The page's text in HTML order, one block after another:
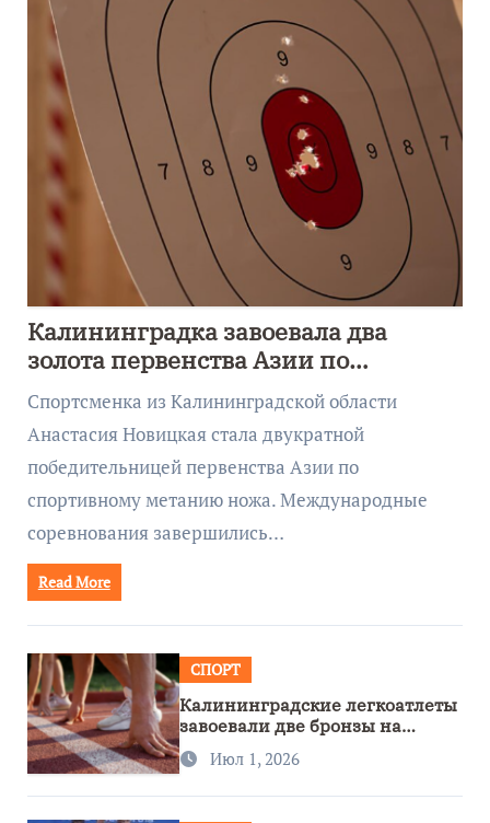
Калининградка завоевала два
золота первенства Азии по
метанию ножа
Спортсменка из Калининградской области
Анастасия Новицкая стала двукратной
победительницей первенства Азии по
спортивному метанию ножа. Международные
соревнования завершились…
Read More
СПОРТ
Калининградские легкоатлеты
завоевали две бронзы на
первенстве России
Июл 1, 2026